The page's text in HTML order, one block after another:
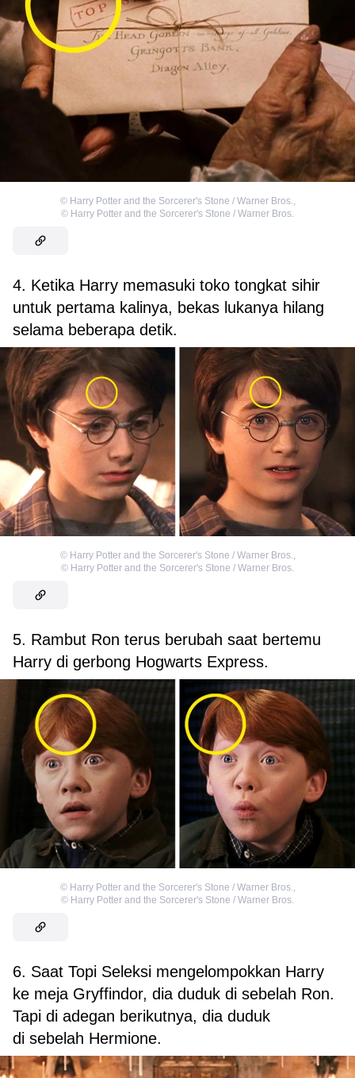
© Harry Potter and the Sorcerer's Stone / Warner Bros.,
© Harry Potter and the Sorcerer's Stone / Warner Bros.
4. Ketika Harry memasuki toko tongkat sihir
untuk pertama kalinya, bekas lukanya hilang
selama beberapa detik.
© Harry Potter and the Sorcerer's Stone / Warner Bros.,
© Harry Potter and the Sorcerer's Stone / Warner Bros.
5. Rambut Ron terus berubah saat bertemu
Harry di gerbong Hogwarts Express.
© Harry Potter and the Sorcerer's Stone / Warner Bros.,
© Harry Potter and the Sorcerer's Stone / Warner Bros.
6. Saat Topi Seleksi mengelompokkan Harry
ke meja Gryffindor, dia duduk di sebelah Ron.
Tapi di adegan berikutnya, dia duduk
di sebelah Hermione.